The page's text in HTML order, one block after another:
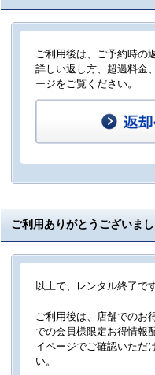
ご利用後は、ご予約時の
詳しい返し方、超過料金
ージをご覧ください。
ご利用ありがとうございまし
以上で、レンタル終了です
ご利用後は、店舗でのお
での会員様限定お得情報
イページでご確認いただ
い。